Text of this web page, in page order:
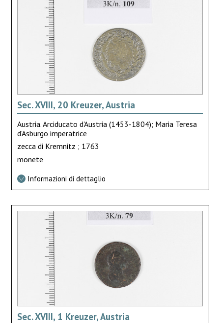
Sec. XVIII, 20 Kreuzer, Austria
Austria. Arciducato d'Austria (1453-1804); Maria Teresa
d'Asburgo imperatrice
zecca di Kremnitz ; 1763
monete
Informazioni di dettaglio
Sec. XVIII, 1 Kreuzer, Austria